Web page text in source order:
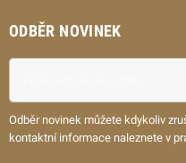
ODBĚR NOVINEK
Odběr novinek můžete kdykoliv
kontaktní informace naleznete v